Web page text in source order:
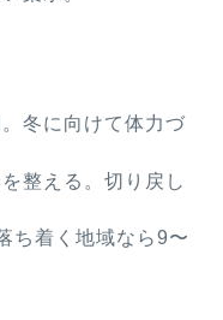
冬に向けて体力づ
整える。切り戻し
ち着く地域なら9〜